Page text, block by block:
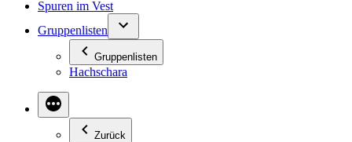
Spuren im Vest
Gruppenlisten
Gruppenlisten
Hachschara
Zurück